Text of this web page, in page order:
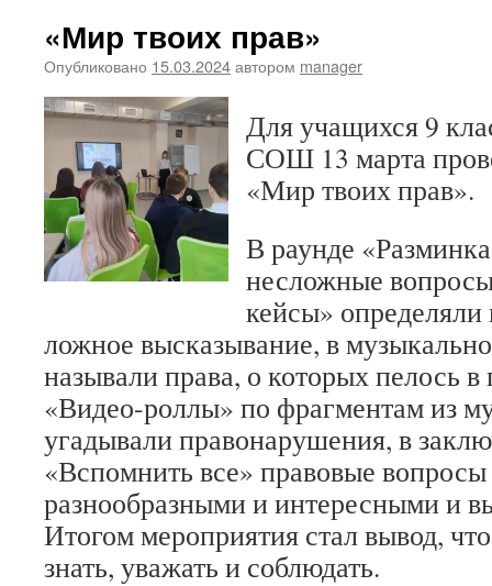
«Мир твоих прав»
Опубликовано 15.03.2024автором manager
Для учащихся 9
СОШ 13 марта
«Мир твоих прав».
В раунде
несложные
кейсы» определяли
ложное высказывание, в
называли права, о которых пелось в
«Видео-роллы» по фрагментам из
угадывали правонарушения, в
«Вспомнить все» правовые
разнообразными и интересными и
Итогом мероприятия стал вывод,
знать, уважать и соблюдать.